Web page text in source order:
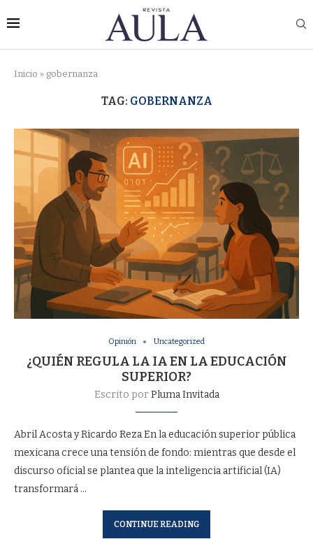
Inicio » gobernanza
TAG: GOBERNANZA
Opinión Uncategorized
¿QUIÉN REGULA LA IA EN LA EDUCACIÓN
SUPERIOR?
Escrito porPluma Invitada
Abril Acosta y Ricardo Reza En la educación superior pública
mexicana crece una tensión de fondo: mientras que desde el
discurso oficial se plantea que la inteligencia artificial (IA)
transformará …
CONTINUE READING